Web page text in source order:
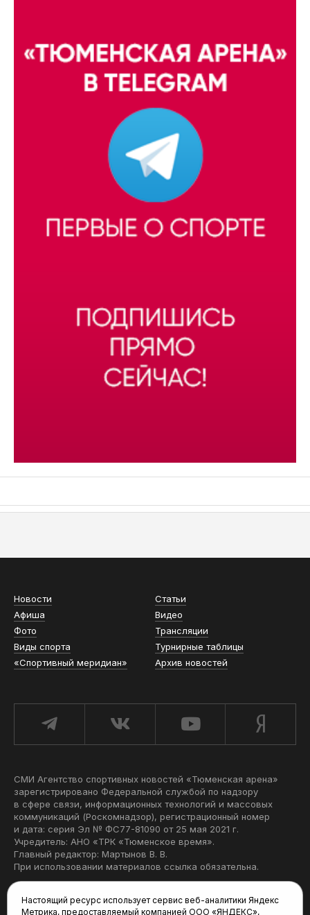
Новости
Статьи
Афиша
Видео
Фото
Трансляции
Виды спорта
Турнирные таблицы
«Спортивный меридиан»
Архив новостей
СМИ Агентство спортивных новостей «Тюменская арена»
зарегистрировано Федеральной службой по надзору
в сфере связи, информационных технологий и массовых
коммуникаций (Роскомнадзор), регистрационный номер
и дата: серия Эл № ФС77-81090 от 25 мая 2021 г.
Учредитель: АНО «ТРК «Тюменское время».
Главный редактор: Мартынов В. В.
При использовании материалов ссылка обязательна.
Настоящий ресурс использует сервис веб-аналитики Яндекс
Метрика, предоставляемый компанией ООО «ЯНДЕКС»,